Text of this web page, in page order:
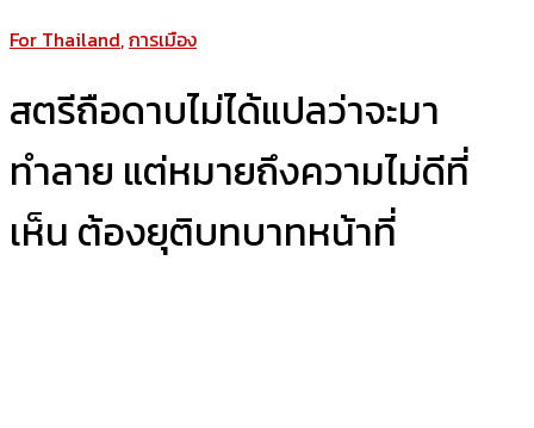
For Thailand,การเมือง
สตรีถือดาบไม่ได้แปลว่าจะมา
ทำลาย แต่หมายถึงความไม่ดีที่
เห็น ต้องยุติบทบาทหน้าที่